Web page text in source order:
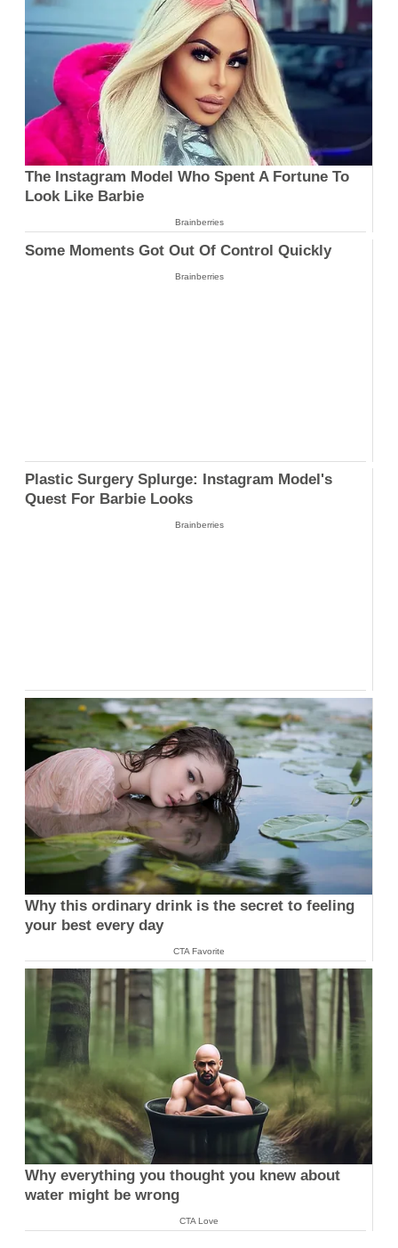
The Instagram Model Who Spent A Fortune To
Look Like Barbie
Brainberries
Some Moments Got Out Of Control Quickly
Brainberries
Plastic Surgery Splurge: Instagram Model's
Quest For Barbie Looks
Brainberries
Why this ordinary drink is the secret to feeling
your best every day
CTA Favorite
Why everything you thought you knew about
water might be wrong
CTA Love